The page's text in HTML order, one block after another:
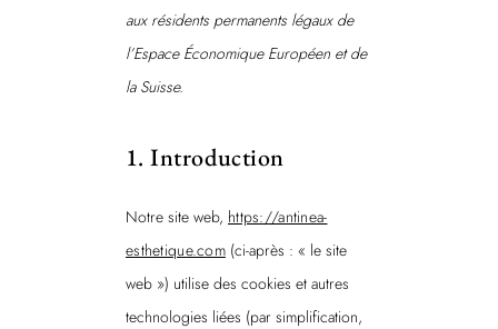
aux résidents permanents légaux de
l’Espace Économique Européen et de
la Suisse.
1. Introduction
Notre site web, https://antinea-
esthetique.com(ci-après : « le site
web ») utilise des cookies et autres
technologies liées (par simplification,